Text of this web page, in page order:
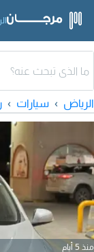
الرياض سيارات
منذ 5 أيام